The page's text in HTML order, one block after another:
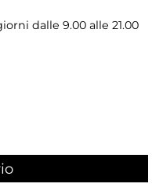
dalle 9.00 alle 21.00